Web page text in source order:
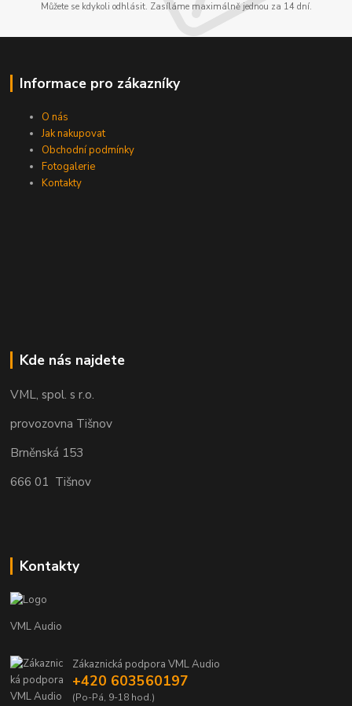
Můžete se kdykoli odhlásit. Zasíláme maximálně jednou za 14 dní.
Informace pro zákazníky
O nás
Jak nakupovat
Obchodní podmínky
Fotogalerie
Kontakty
Kde nás najdete
VML, spol. s r.o.
provozovna Tišnov
Brněnská 153
666 01 Tišnov
Kontakty
VML Audio
Zákaznická podpora VML Audio
+420 603560197
(Po-Pá, 9-18 hod.)